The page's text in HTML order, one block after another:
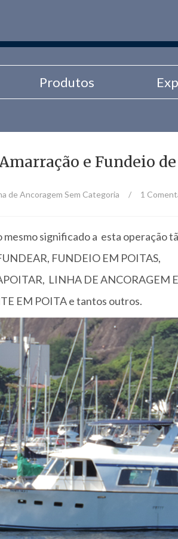
Produtos
e Fundeio de
de Ancoragem Sem Categoria / 1
significado a esta operação
FUNDEIO EM POITAS,
LINHA DE ANCORAGEM
EM POITA e tantos outros.